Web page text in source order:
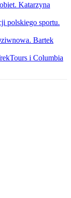
Katarzyna
polskiego sportu.
Bartek
i Columbia